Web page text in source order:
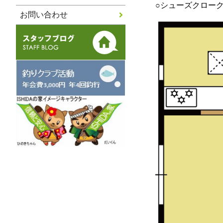
お問い合わせ
○シューズクロー